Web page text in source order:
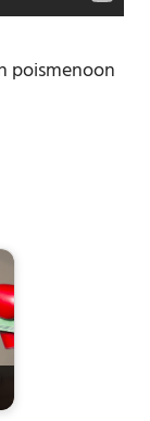
poismenoon